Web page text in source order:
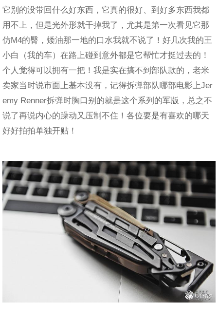
它别的没带回什么好东西，它真的很好、到好多东西我都
用不上，但是光外形就干掉我了，尤其是第一次看见它那
仿M4的臀，矮油那一地的口水我就不说了！好几次我的王
小白（我的车）在路上碰到意外都是它帮忙才挺过去的！
个人觉得可以拥有一把！我是实在搞不到部队款的，老米
卖家当时说市面上基本没有，记得拆弹部队哪部电影上Jer
emy Renner拆弹时胸口别的就是这个系列的军版，总之不
说了再说内心的躁动又压制不住！各位要是有喜欢的哪天
好好拍拍单独开贴！